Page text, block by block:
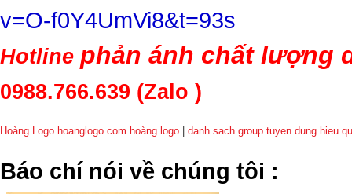
v=O-f0Y4UmVi8&t=93s
Hotline phản ánh chất lượng
0988.766.639 (Zalo )
Hoàng Logo hoanglogo.com hoàng logo danh sach group tuyen dung hieu
​Báo chí nói về chúng tôi :